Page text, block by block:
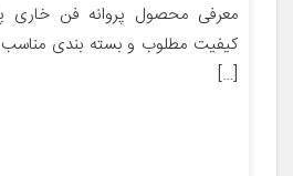
کیفیت مطلوب و بسته بندی مناسب
[…]